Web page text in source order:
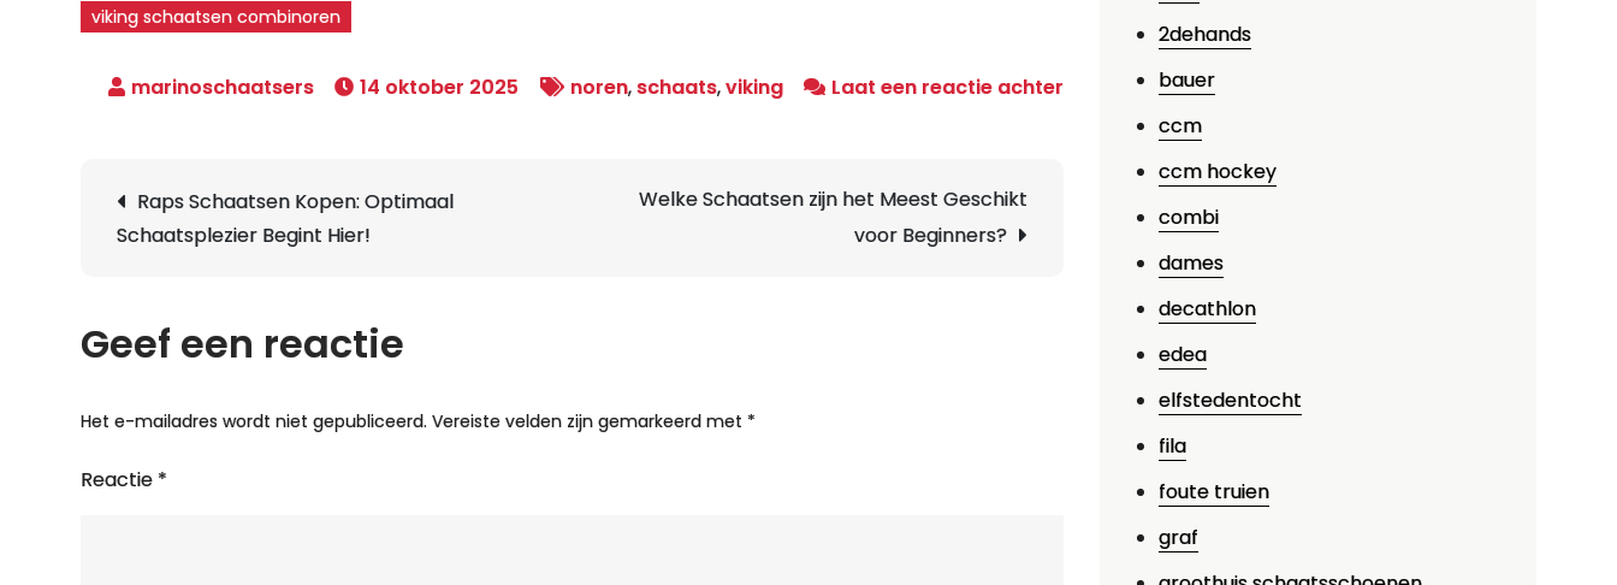
viking schaatsen combinoren
14 oktober 2025 noren,schaats,viking Laat een reactie achterop
Schaatsen
Combinoren!
Berichtnavigatie
Raps Schaatsen Kopen: Optimaal
Schaatsplezier Begint Hier!
Welke Schaatsen zijn het Meest Geschikt
voor Beginners?
Geef een reactie
Het e-mailadres wordt niet gepubliceerd. Vereiste velden zijn gemarkeerd met *
Reactie *
2dehands
bauer
ccm
ccm hockey
combi
dames
decathlon
edea
elfstedentocht
fila
foute truien
graf